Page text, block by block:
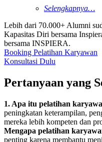
Selengkapnya…
Lebih dari 70.000+ Alumni
Kapasitas Diri bersama
bersama INSPIERA.
Booking Pelatihan Karyawan
Konsultasi Dulu
Pertanyaan yang
1. Apa itu pelatihan
peningkatan keterampilan,
mereka lebih kompeten dan
Mengapa pelatihan
penting karena membantu